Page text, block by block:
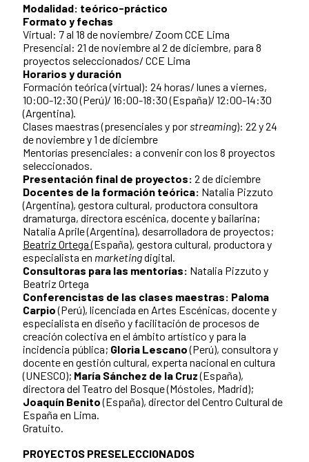
Modalidad: teórico-práctico
Formato y fechas
Virtual: 7 al 18 de noviembre/ Zoom CCE Lima
Presencial: 21 de noviembre al 2 de diciembre, para 8
proyectos seleccionados/ CCE Lima
Horarios y duración
Formación teórica (virtual): 24 horas/ lunes a viernes,
10:00-12:30 (Perú)/ 16:00-18:30 (España)/ 12:00-14:30
(Argentina).
Clases maestras (presenciales y porstreaming): 22 y 24
de noviembre y 1 de diciembre
Mentorías presenciales: a convenir con los 8 proyectos
seleccionados.
Presentación final de proyectos: 2 de diciembre
Docentes de la formación teórica: Natalia Pizzuto
(Argentina), gestora cultural, productora consultora
dramaturga, directora escénica, docente y bailarina;
Natalia Aprile (Argentina), desarrolladora de proyectos;
Beatriz Ortega(España), gestora cultural, productora y
especialista en marketingdigital.
Consultoras para las mentorías: Natalia Pizzuto y
Beatriz Ortega
Conferencistas de las clases maestras: Paloma
Carpio(Perú), licenciada en Artes Escénicas, docente y
especialista en diseño y facilitación de procesos de
creación colectiva en el ámbito artístico y para la
incidencia pública; Gloria Lescano(Perú), consultora y
docente en gestión cultural, experta nacional en cultura
(UNESCO); María Sánchez de la Cruz(España),
directora del Teatro del Bosque (Móstoles, Madrid);
Joaquín Benito(España), director del Centro Cultural de
España en Lima.
Gratuito.
PROYECTOS PRESELECCIONADOS